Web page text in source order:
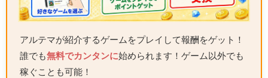
アルテマが紹介するゲームをプレイして報酬をゲット！
誰でも無料でカンタンに始められます！ゲーム以外でも
稼ぐことも可能！